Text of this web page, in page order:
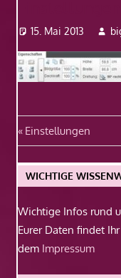
15. Mai 2013
Vorheriger
Beitrag:
Einstellungen
WICHTIGE
Wichtige Infos rund
Eurer Daten findet
dem Impressum